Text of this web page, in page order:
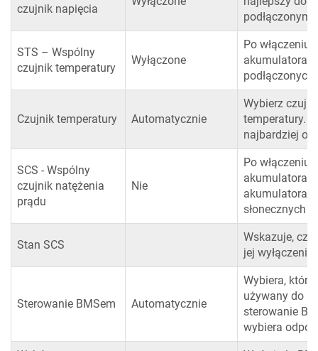
czujnik napięcia
podłączonym
STS – Wspólny
czujnik temperatury
Wyłączone
Po włączeniu
akumulatora
Czujnik temperatury Automatycznie
Wybierz
temperatury.
najbardziej
SCS - Wspólny
czujnik natężenia
prądu
Nie
Po włączeniu
akumulatora
akumulatora
słonecznych
Stan SCS
Wskazuje,
jej wyłączenia.
Sterowanie BMSem Automatycznie
Wybiera,
używany do
sterowanie
wybiera